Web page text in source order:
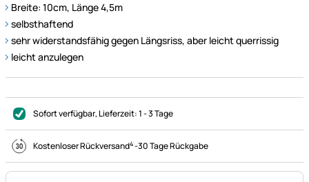
Breite: 10cm, Länge 4,5m
selbsthaftend
sehr widerstandsfähig gegen Längsriss, aber leicht querrissig
leicht anzulegen
Sofort verfügbar, Lieferzeit:1 - 3 Tage
Kostenloser Rückversand4-30 Tage Rückgabe